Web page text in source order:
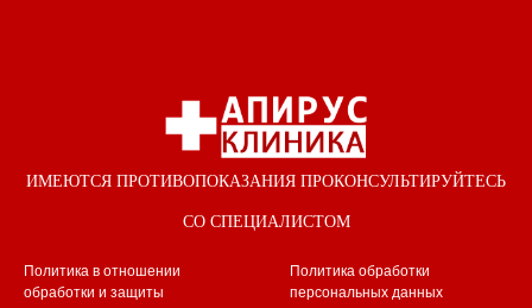
ИМЕЮТСЯ ПРОТИВОПОКАЗАНИЯ ПРОКОНСУЛЬТИРУЙТЕСЬ
СО СПЕЦИАЛИСТОМ
Политика в отношении
обработки и защиты
Политика обработки
персональных данных